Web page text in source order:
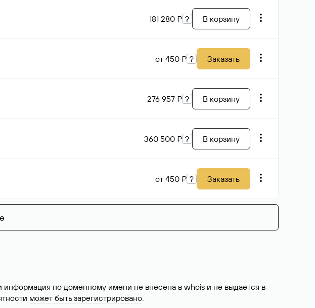
181 280 ₽ ? В корзину
от 450 ₽ ? Заказать
276 957 ₽ ? В корзину
360 500 ₽ ? В корзину
от 450 ₽ ? Заказать
по доменному имени не внесена в whois и не выдается в
может быть зарегистрировано.